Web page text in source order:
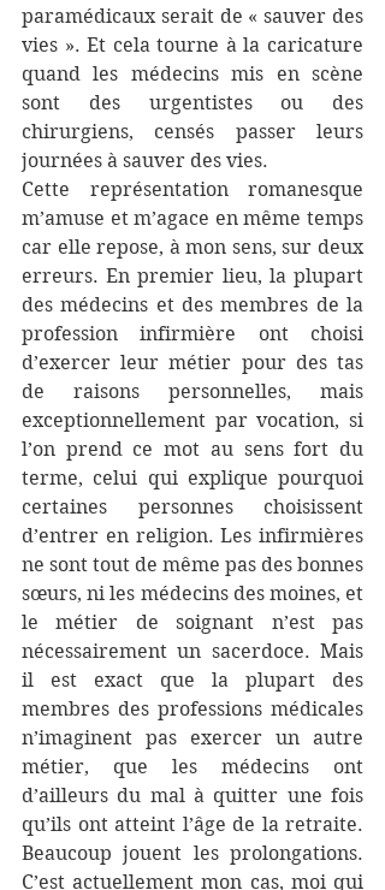
paramédicaux serait de « sauver des
vies ». Et cela tourne à la caricature
quand les médecins mis en scène
sont des urgentistes ou des
chirurgiens, censés passer leurs
journées à sauver des vies.
Cette représentation romanesque
m’amuse et m’agace en même temps
car elle repose, à mon sens, sur deux
erreurs. En premier lieu, la plupart
des médecins et des membres de la
profession infirmière ont choisi
d’exercer leur métier pour des tas
de raisons personnelles, mais
exceptionnellement par vocation, si
l’on prend ce mot au sens fort du
terme, celui qui explique pourquoi
certaines personnes choisissent
d’entrer en religion. Les infirmières
ne sont tout de même pas des bonnes
sœurs, ni les médecins des moines, et
le métier de soignant n’est pas
nécessairement un sacerdoce. Mais
il est exact que la plupart des
membres des professions médicales
n’imaginent pas exercer un autre
métier, que les médecins ont
d’ailleurs du mal à quitter une fois
qu’ils ont atteint l’âge de la retraite.
Beaucoup jouent les prolongations.
C’est actuellement mon cas, moi qui